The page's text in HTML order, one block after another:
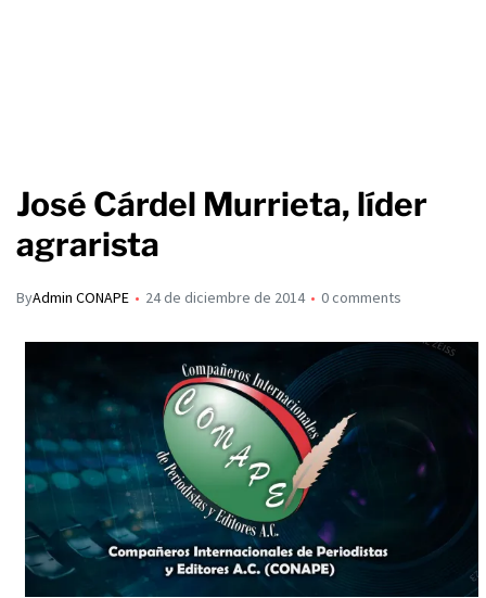
José Cárdel Murrieta, líder
agrarista
ByAdmin CONAPE 24 de diciembre de 2014 0 comments